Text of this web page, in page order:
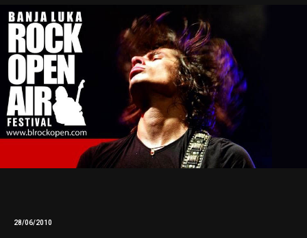
28/06/2010